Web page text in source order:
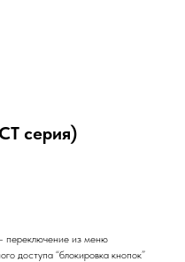
серия)
переключение из меню
доступа “блокировка кнопок”